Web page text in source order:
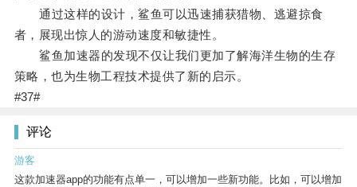
通过这样的设计，鲨鱼可以迅速捕获猎物、逃避掠食
者，展现出惊人的游动速度和敏捷性。
鲨鱼加速器的发现不仅让我们更加了解海洋生物的生存
策略，也为生物工程技术提供了新的启示。
#37#
评论
游客
这款加速器app的功能有点单一，可以增加一些新功能。比如，可以增加